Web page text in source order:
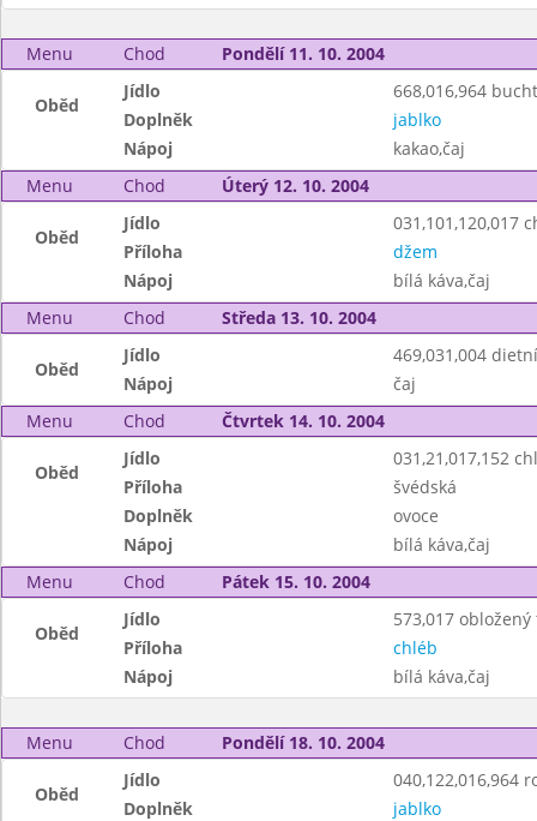
Menu Chod Pondělí 11. 10. 2004
Oběd
Jídlo
668,016,964
Doplněk
jablko
Nápoj
kakao,čaj
Menu
Chod Úterý 12. 10. 2004
Oběd
Jídlo
031,101,120,017
Příloha
džem
Nápoj
bílá káva,čaj
Menu
Chod Středa 13. 10. 2004
Oběd
Jídlo
469,031,004
Nápoj
čaj
Menu
Chod Čtvrtek 14. 10. 2004
Oběd
Jídlo
031,21,017,152
Příloha
švédská
Doplněk
ovoce
Nápoj
bílá káva,čaj
Menu
Chod Pátek 15. 10. 2004
Oběd
Jídlo
573,017
Příloha
chléb
Nápoj
bílá káva,čaj
Menu Chod Pondělí 18. 10. 2004
Oběd
Jídlo
040,122,016,964
Doplněk
jablko